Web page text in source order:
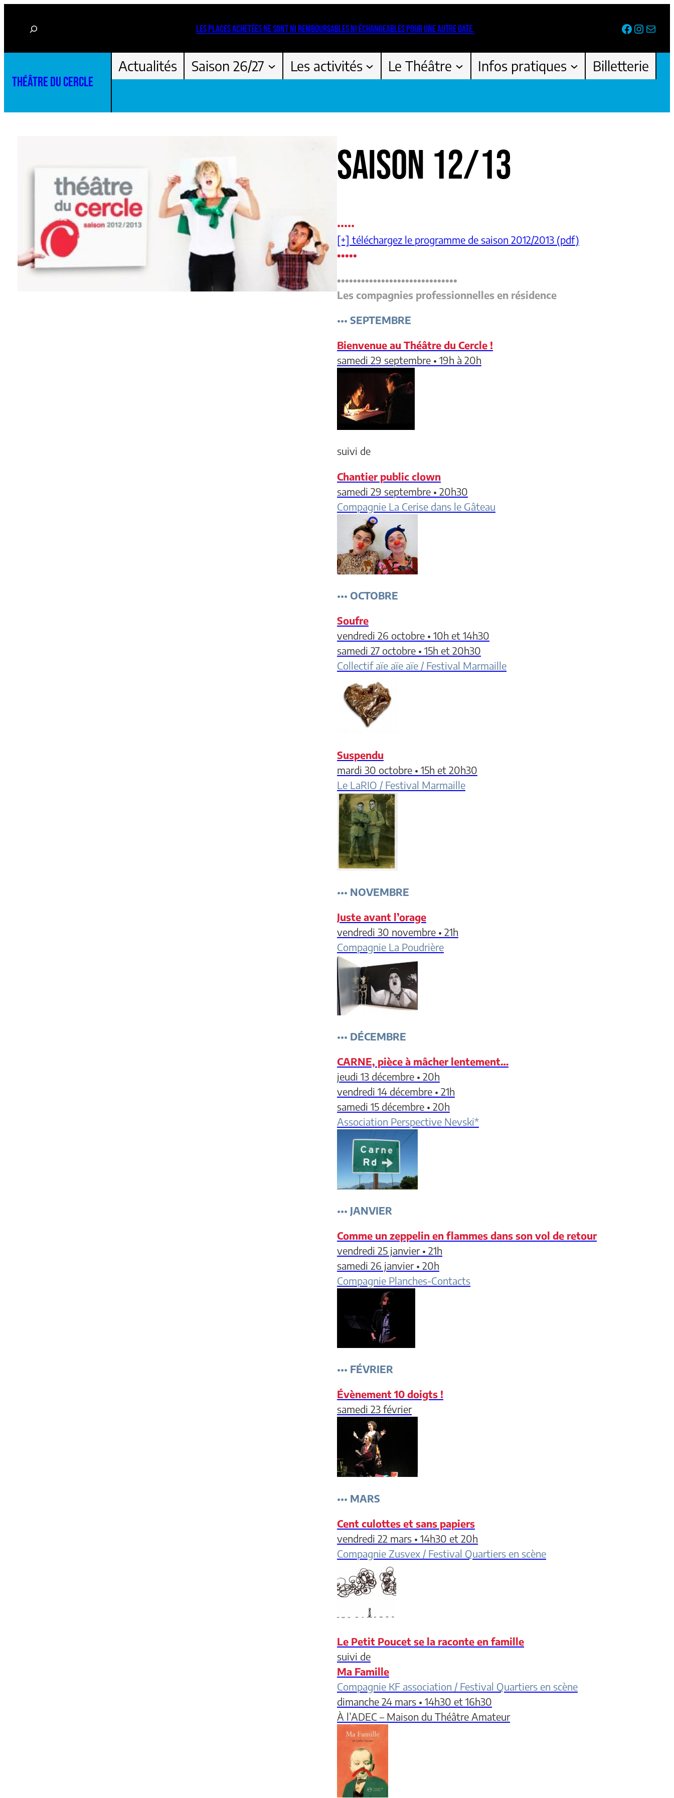
Rechercher LES PLACES ACHETÉES NE SONT NI REMBOURSABLES NI ÉCHANGEABLES POUR UNE AUTRE DATE. Facebook
THÉÂTRE DU CERCLE
Actualités Saison 26/27 Les activités Le Théâtre Infos pratiques Billetterie
SAISON 12/13
•••••
[+] téléchargez le programme de saison 2012/2013 (pdf)
•••••
••••••••••••••••••••••••••••••
Les compagnies professionnelles en résidence
••• SEPTEMBRE
Bienvenue au Théâtre du Cercle !
samedi 29 septembre • 19h à 20h
suivi de
Chantier public clown
samedi 29 septembre • 20h30
Compagnie La Cerise dans le Gâteau
••• OCTOBRE
Soufre
vendredi 26 octobre • 10h et 14h30
samedi 27 octobre • 15h et 20h30
Collectif aïe aïe aïe / Festival Marmaille
Suspendu
mardi 30 octobre • 15h et 20h30
Le LaRIO / Festival Marmaille
••• NOVEMBRE
Juste avant l’orage
vendredi 30 novembre • 21h
Compagnie La Poudrière
••• DÉCEMBRE
CARNE, pièce à mâcher lentement…
jeudi 13 décembre • 20h
vendredi 14 décembre • 21h
samedi 15 décembre • 20h
Association Perspective Nevski*
••• JANVIER
Comme un zeppelin en flammes dans son vol de retour
vendredi 25 janvier • 21h
samedi 26 janvier • 20h
Compagnie Planches-Contacts
••• FÉVRIER
Évènement 10 doigts !
samedi 23 février
••• MARS
Cent culottes et sans papiers
vendredi 22 mars • 14h30 et 20h
Compagnie Zusvex / Festival Quartiers en scène
Le Petit Poucet se la raconte en famille
suivi de
Ma Famille
Compagnie KF association / Festival Quartiers en scène
dimanche 24 mars • 14h30 et 16h30
À l’ADEC – Maison du Théâtre Amateur